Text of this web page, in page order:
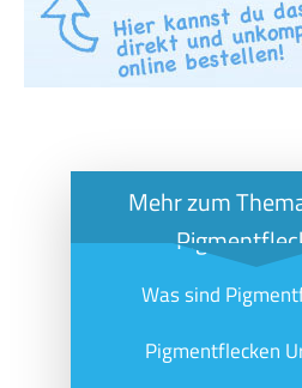
Mehr zum
Was sind
Pigmentflecken